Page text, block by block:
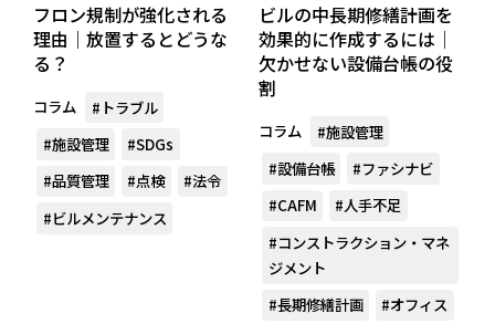
フロン規制が強化される
理由｜放置するとどうな
る？
コラム
#トラブル
#施設管理
#SDGs
#品質管理
#点検
#法令
#ビルメンテナンス
ビルの中長期修繕計画を
効果的に作成するには｜
欠かせない設備台帳の役
割
コラム
#施設管理
#設備台帳
#ファシナビ
#CAFM
#人手不足
#コンストラクション・マネ
ジメント
#長期修繕計画
#オフィス